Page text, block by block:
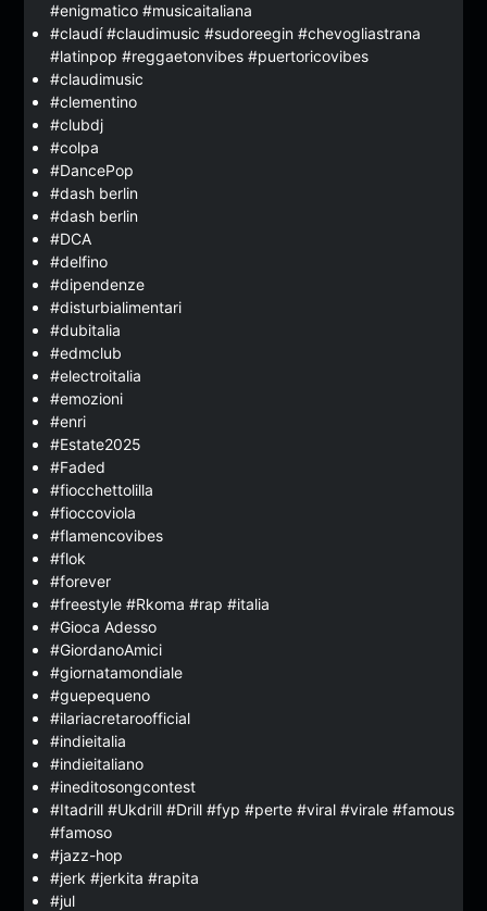
#enigmatico #musicaitaliana
#claudí #claudimusic #sudoreegin #chevogliastrana
#latinpop #reggaetonvibes #puertoricovibes
#claudimusic
#clementino
#clubdj
#colpa
#DancePop
#dash berlin
#dash berlin
#DCA
#delfino
#dipendenze
#disturbialimentari
#dubitalia
#edmclub
#electroitalia
#emozioni
#enri
#Estate2025
#Faded
#fiocchettolilla
#fioccoviola
#flamencovibes
#flok
#forever
#freestyle #Rkoma #rap #italia
#Gioca Adesso
#GiordanoAmici
#giornatamondiale
#guepequeno
#ilariacretaroofficial
#indieitalia
#indieitaliano
#ineditosongcontest
#Itadrill #Ukdrill #Drill #fyp #perte #viral #virale #famous
#famoso
#jazz-hop
#jerk #jerkita #rapita
#jul